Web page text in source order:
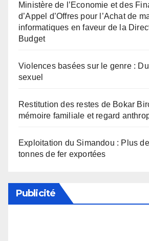
Ministère de l’Economie et des
d’Appel d’Offres pour l’Achat de
informatiques en faveur de la
Budget
Violences basées sur le genre :
sexuel
Restitution des restes de Bokar
mémoire familiale et regard
Exploitation du Simandou : Plus
tonnes de fer exportées
Publicité